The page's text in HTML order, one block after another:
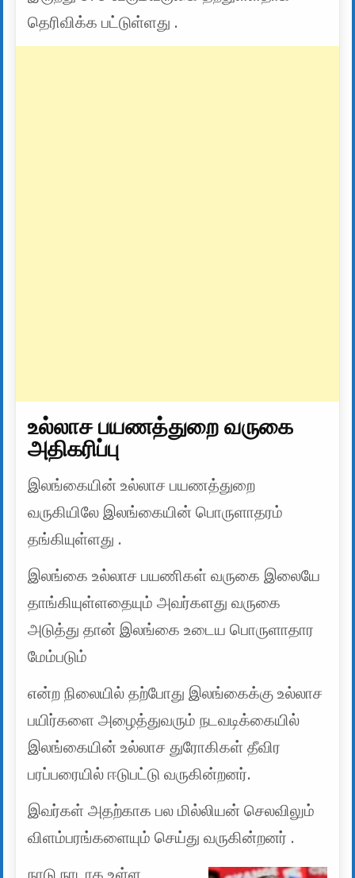
தெரிவிக்க பட்டுள்ளது .
உல்லாச பயணத்துறை வருகை
அதிகரிப்பு
இலங்கையின் உல்லாச பயணத்துறை
வருகியிலே இலங்கையின் பொருளாதரம்
தங்கியுள்ளது .
இலங்கை உல்லாச பயணிகள் வருகை இலையே
தாங்கியுள்ளதையும் அவர்களது வருகை
அடுத்து தான் இலங்கை உடைய பொருளாதார
மேம்படும்
என்ற நிலையில் தற்போது இலங்கைக்கு உல்லாச
பயிர்களை அழைத்துவரும் நடவடிக்கையில்
இலங்கையின் உல்லாச துரோகிகள் தீவிர
பரப்பரையில் ஈடுபட்டு வருகின்றனர்.
இவர்கள் அதற்காக பல மில்லியன் செலவிலும்
விளம்பரங்களையும் செய்து வருகின்றனர் .